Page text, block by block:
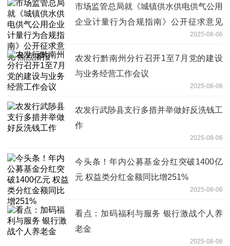
市场监管总局就《城镇供水供电供气公用
企业计量行为合规指南》公开征求意见
2025-08-06
农发行黔南州分行召开1至7月党的建设
与业务经营工作会议
2025-08-06
农发行武陟县支行多措并举做好反洗钱工
作
2025-08-06
今头条！年内公募基金分红突破1400亿
元 权益类分红金额同比增251%
2025-08-06
看点：加码福利与服务 银行激战个人养
老金
2025-08-06